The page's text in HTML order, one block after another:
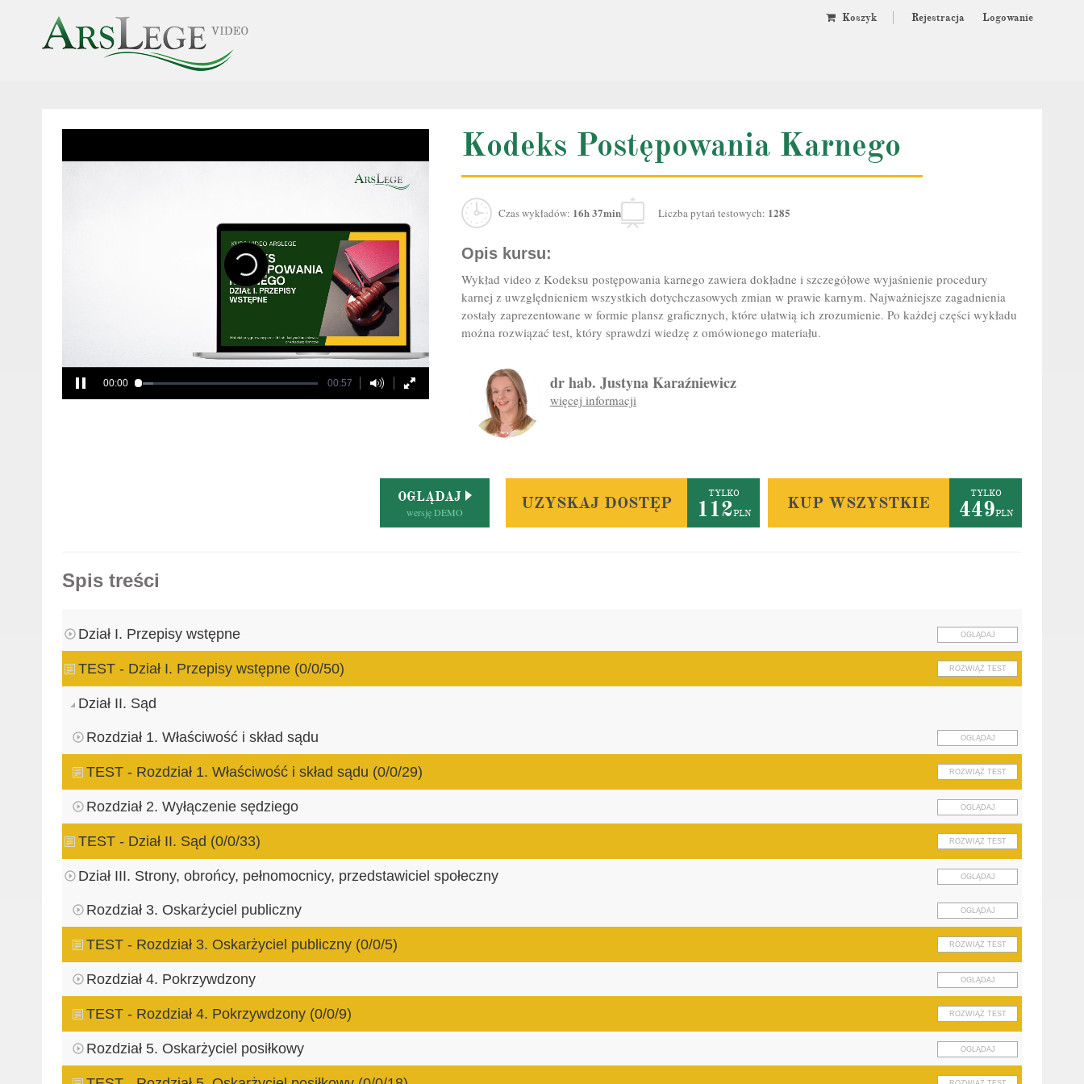
Koszyk Rejestracja Logowanie
00:00 00:57
Kodeks Postępowania Karnego
Czas wykładów: 16h 37min Liczba pytań testowych: 1285
Opis kursu:
Wykład video z Kodeksu postępowania karnego zawiera dokładne i szczegółowe wyjaśnienie procedury
karnej z uwzględnieniem wszystkich dotychczasowych zmian w prawie karnym. Najważniejsze zagadnienia
zostały zaprezentowane w formie plansz graficznych, które ułatwią ich zrozumienie. Po każdej części wykładu
można rozwiązać test, który sprawdzi wiedzę z omówionego materiału.
dr hab. Justyna Karaźniewicz
KUP WSZYSTKIE TYLKO
449PLN
UZYSKAJ DOSTĘP TYLKO
112PLN
OGLĄDAJ
wersję DEMO
Spis treści
Dział I. Przepisy wstępne OGLĄDAJ
TEST - Dział I. Przepisy wstępne (0/0/50) ROZWIĄŻ TEST
Dział II. Sąd
Rozdział 1. Właściwość i skład sądu OGLĄDAJ
TEST - Rozdział 1. Właściwość i skład sądu (0/0/29) ROZWIĄŻ TEST
Rozdział 2. Wyłączenie sędziego OGLĄDAJ
TEST - Dział II. Sąd (0/0/33) ROZWIĄŻ TEST
Dział III. Strony, obrońcy, pełnomocnicy, przedstawiciel społeczny OGLĄDAJ
Rozdział 3. Oskarżyciel publiczny OGLĄDAJ
TEST - Rozdział 3. Oskarżyciel publiczny (0/0/5) ROZWIĄŻ TEST
Rozdział 4. Pokrzywdzony OGLĄDAJ
TEST - Rozdział 4. Pokrzywdzony (0/0/9) ROZWIĄŻ TEST
Rozdział 5. Oskarżyciel posiłkowy OGLĄDAJ